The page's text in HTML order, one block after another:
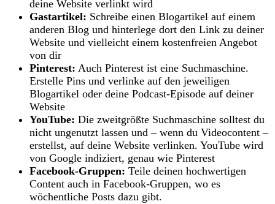
deine Website verlinkt wird
Gastartikel: Schreibe einen Blogartikel auf einem
anderen Blog und hinterlege dort den Link zu deiner
Website und vielleicht einem kostenfreien Angebot
von dir
Pinterest: Auch Pinterest ist eine Suchmaschine.
Erstelle Pins und verlinke auf den jeweiligen
Blogartikel oder deine Podcast-Episode auf deiner
Website
YouTube: Die zweitgrößte Suchmaschine solltest du
nicht ungenutzt lassen und – wenn du Videocontent –
erstellst, auf deine Website verlinken. YouTube wird
von Google indiziert, genau wie Pinterest
Facebook-Gruppen: Teile deinen hochwertigen
Content auch in Facebook-Gruppen, wo es
wöchentliche Posts dazu gibt.